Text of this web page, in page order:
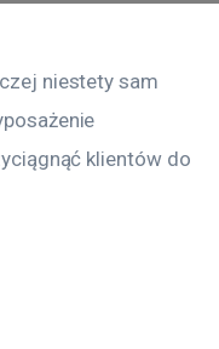
niestety sam
klientów do